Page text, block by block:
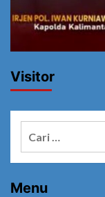
Visitor
Menu